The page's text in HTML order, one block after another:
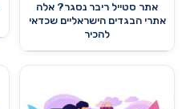
אתר סטייל ריבר נסגר? אלה
אתרי הבגדים הישראליים שכדאי
להכיר